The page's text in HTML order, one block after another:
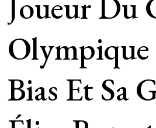
Bias Et Sa